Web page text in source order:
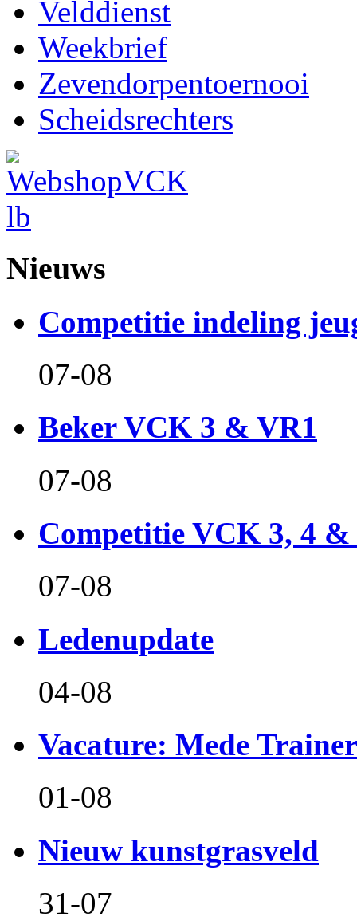
Velddienst
Weekbrief
Zevendorpentoernooi
Scheidsrechters
Nieuws
Competitie indeling
07-08
Beker VCK 3 & VR1
07-08
Competitie VCK 3, 4 &
07-08
Ledenupdate
04-08
Vacature: Mede
01-08
Nieuw kunstgrasveld
31-07